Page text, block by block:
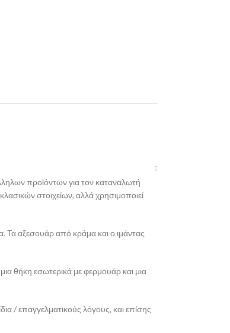
προϊόντων για τον καταναλωτή
στοιχείων, αλλά χρησιμοποιεί
Τα αξεσουάρ από κράμα και ο ιμάντας
θήκη εσωτερικά με φερμουάρ και μια
/ επαγγελματικούς λόγους, και επίσης